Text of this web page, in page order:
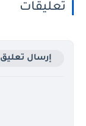
تعليقات
إرسال تعليق